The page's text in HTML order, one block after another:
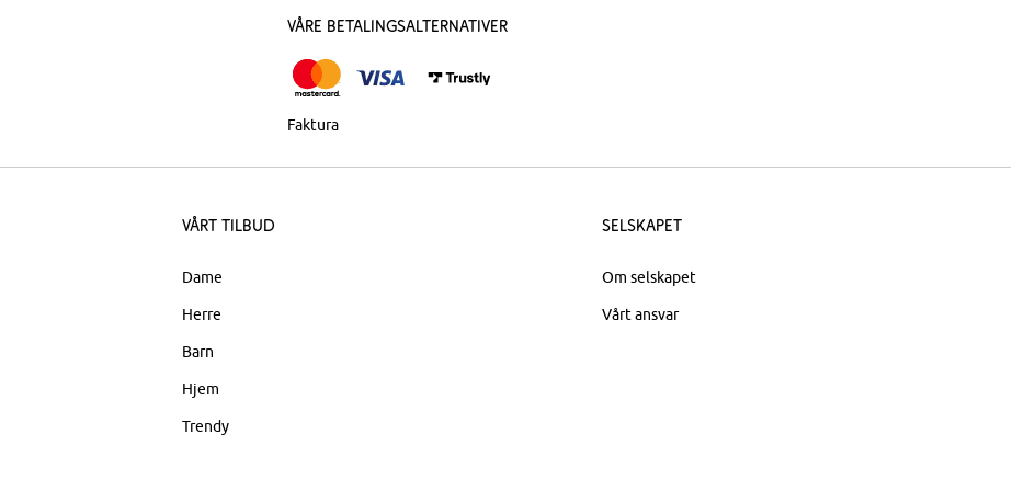
Våre betalingsalternativer
Faktura
Vårt tilbud
Dame
Herre
Barn
Hjem
Trendy
Selskapet
Om selskapet
Vårt ansvar